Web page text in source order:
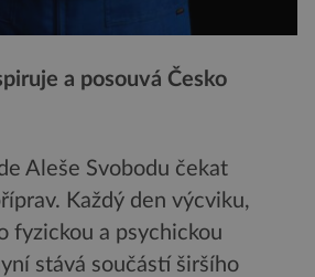
a posouvá Česko
Aleše Svobodu čekat
Každý den výcviku,
fyzickou a psychickou
stává součástí širšího